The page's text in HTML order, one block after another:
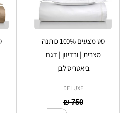
סט מצעים 100% כותנה
מצרית | ורדינון | דגם
ביאטריס לבן
DELUXE
₪750
לבחור
את
האפשרויות
בעמוד
המוצר